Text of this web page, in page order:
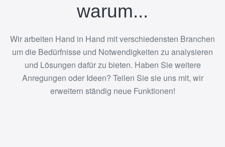
warum...
Wir arbeiten Hand in Hand mit verschiedensten Branchen
um die Bedürfnisse und Notwendigkeiten zu analysieren
und Lösungen dafür zu bieten. Haben Sie weitere
Anregungen oder Ideen? Teilen Sie sie uns mit, wir
erweitern ständig neue Funktionen!